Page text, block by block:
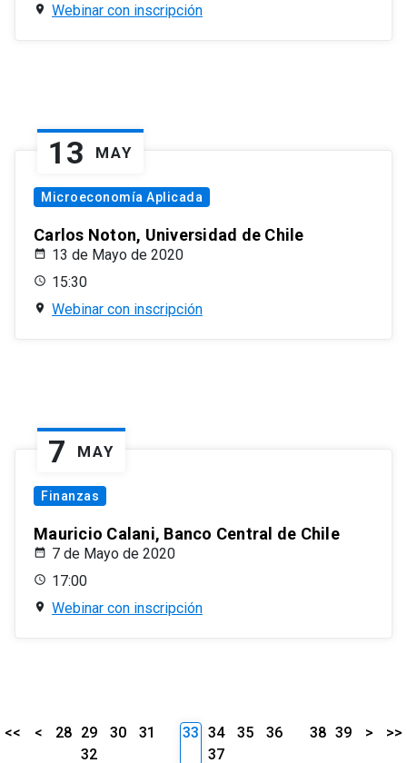
Webinar con inscripción
13 MAY
Microeconomía Aplicada
Carlos Noton, Universidad de Chile
13 de Mayo de 2020
15:30
Webinar con inscripción
7 MAY
Finanzas
Mauricio Calani, Banco Central de Chile
7 de Mayo de 2020
17:00
Webinar con inscripción
<< < 28 29 30
31
32
33 34 35
36
37
38 39 > >>